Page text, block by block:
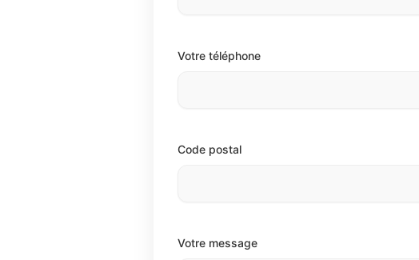
Votre téléphone
Code postal
Votre message